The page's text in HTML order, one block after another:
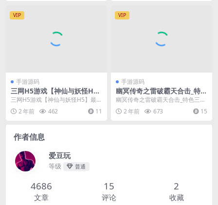
VIP
手游源码
三网H5游戏【神仙与妖怪H
5】最新整理Win一键服务端
+多区跨服+GM授权后台+详细
搭建教程
三网H5游戏【神仙与妖怪H5】最新
整理Win一键服务端+多区跨服+GM
授权后台+...
2 年前 462 11
VIP
手游源码
幽冥传奇之雷破霸天合击_特色
三职业幽冥传奇手游_Win服务
端_通用视频架设教程_GM总
运营管理后台_GM网页后台_
幽冥传奇之雷破霸天合击_特色三职
业幽冥传奇手游_Win服务端_通用视
频架设教程_...
2 年前 673 15
作者信息
爱豆玩
等级 普通
4686
文章
15
评论
2
收藏